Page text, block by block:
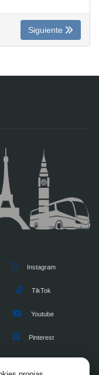
Siguiente
Instagram
TikTok
Youtube
Pinterest